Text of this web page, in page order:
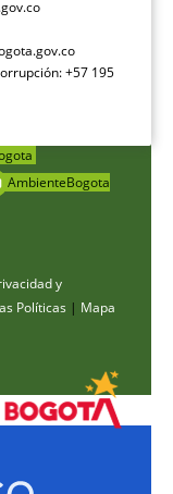
+57 195
AmbienteBogota
y
Políticas | Mapa